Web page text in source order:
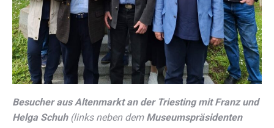
Besucher aus Altenmarkt an der Triesting mit Franz und
Helga Schuh (links neben dem Museumspräsidenten